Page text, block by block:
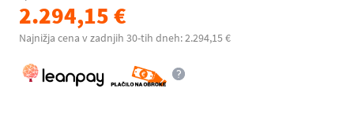
2.294,15 €
Najnižja cena v zadnjih 30-tih dneh: 2.294,15 €